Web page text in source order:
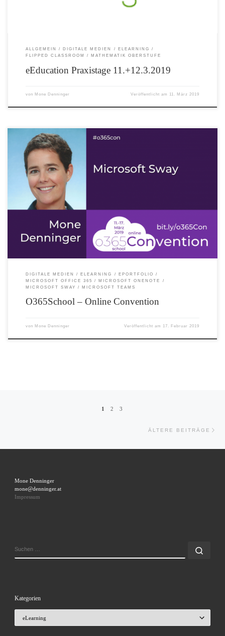
ALLGEMEIN DIGITALE MEDIEN
ELEARNING
FLIPPED CLASSROOM
MATHEMATIK OBERSTUFE
eEducation Praxistage 11.+12.3.2019
von Mone Denninger Veröffentlicht am 11. März 2019
Nur mehr ein paar Tage und die erste Online Convention der o365school beginnt!
In 25 Sessions kannst du vieles Über OneNote, Teams, Sway, Skype, Minecraft etc.
erfahren! Einfach unter anmelden und zwischen 11. und 17. März 2019 kostenlos
Videos der EDU-Rockstars aus Österreich, Deutschland, der Schweiz und
Liechtenstein von zu Hause aus genießen!
DIGITALE MEDIEN ELEARNING
EPORTFOLIO
MICROSOFT OFFICE 365
MICROSOFT ONENOTE
MICROSOFT SWAY
MICROSOFT TEAMS
O365School – Online Convention
von Mone Denninger Veröffentlicht am 17. Februar 2019
1 2 3
ÄLTERE BEITRÄGE
Mone Denninger
mone@denninger.at
Impressum
Kategorien